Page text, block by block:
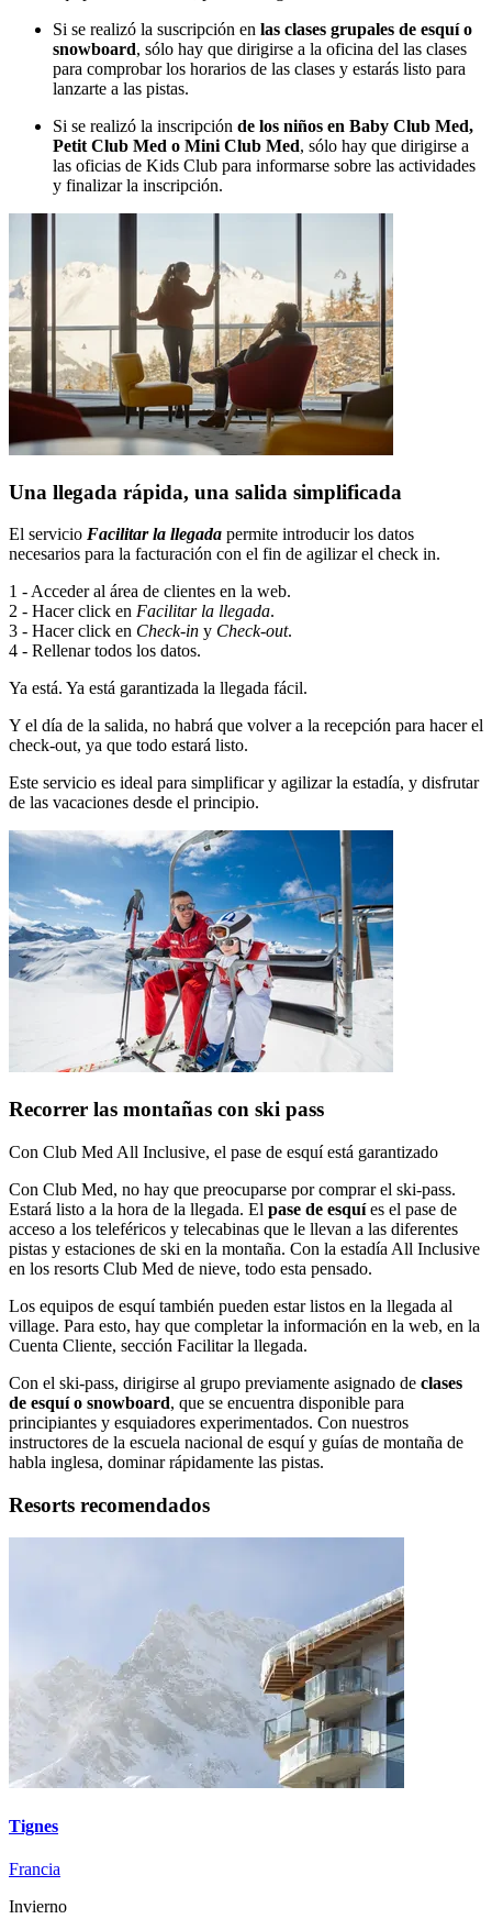
Si se realizó la suscripción en las clases grupales de esquí o
snowboard, sólo hay que dirigirse a la oficina del las clases
para comprobar los horarios de las clases y estarás listo para
lanzarte a las pistas.
Si se realizó la inscripción de los niños en Baby Club Med,
Petit Club Med o Mini Club Med, sólo hay que dirigirse a
las oficias de Kids Club para informarse sobre las actividades
y finalizar la inscripción.
Una llegada rápida, una salida simplificada
El servicio Facilitar la llegada permite introducir los datos
necesarios para la facturación con el fin de agilizar el check in.
1 - Acceder al área de clientes en la web.
2 - Hacer click en Facilitar la llegada.
3 - Hacer click en Check-in y Check-out.
4 - Rellenar todos los datos.
Ya está. Ya está garantizada la llegada fácil.
Y el día de la salida, no habrá que volver a la recepción para hacer el
check-out, ya que todo estará listo.
Este servicio es ideal para simplificar y agilizar la estadía, y disfrutar
de las vacaciones desde el principio.
Recorrer las montañas con ski pass
Con Club Med All Inclusive, el pase de esquí está garantizado
Con Club Med, no hay que preocuparse por comprar el ski-pass.
Estará listo a la hora de la llegada. El pase de esquíes el pase de
acceso a los teleféricos y telecabinas que le llevan a las diferentes
pistas y estaciones de ski en la montaña. Con la estadía All Inclusive
en los resorts Club Med de nieve, todo esta pensado.
Los equipos de esquí también pueden estar listos en la llegada al
village. Para esto, hay que completar la información en la web, en la
Cuenta Cliente, sección Facilitar la llegada.
Con el ski-pass, dirigirse al grupo previamente asignado de clases
de esquí o snowboard, que se encuentra disponible para
principiantes y esquiadores experimentados. Con nuestros
instructores de la escuela nacional de esquí y guías de montaña de
habla inglesa, dominar rápidamente las pistas.
Resorts recomendados
Tignes
Francia
Invierno